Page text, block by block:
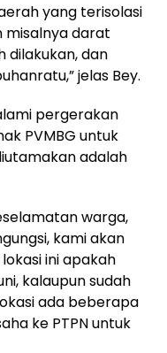
yang terisolasi
misalnya darat
dilakukan, dan
jelas Bey.
pergerakan
PVMBG untuk
adalah
warga,
kami akan
ini apakah
kalaupun sudah
ada beberapa
ke PTPN untuk